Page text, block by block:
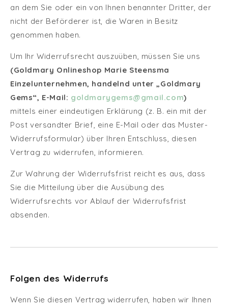
an dem Sie oder ein von Ihnen benannter Dritter, der
nicht der Beförderer ist, die Waren in Besitz
genommen haben.
Um Ihr Widerrufsrecht auszuüben, müssen Sie uns
(Goldmary Onlineshop Marie Steensma
Einzelunternehmen, handelnd unter „Goldmary
Gems“, E-Mail: goldmarygems@gmail.com)
mittels einer eindeutigen Erklärung (z. B. ein mit der
Post versandter Brief, eine E-Mail oder das Muster-
Widerrufsformular) über Ihren Entschluss, diesen
Vertrag zu widerrufen, informieren.
Zur Wahrung der Widerrufsfrist reicht es aus, dass
Sie die Mitteilung über die Ausübung des
Widerrufsrechts vor Ablauf der Widerrufsfrist
absenden.
Folgen des Widerrufs
Wenn Sie diesen Vertrag widerrufen, haben wir Ihnen